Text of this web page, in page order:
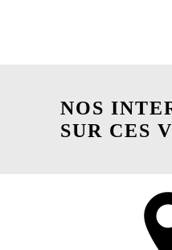
NOS
SUR CES